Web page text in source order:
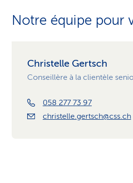
Notre équipe pour
Christelle Gertsch
Conseillère à la clientèle
058 277 73 97
christelle.gertsch@css.ch